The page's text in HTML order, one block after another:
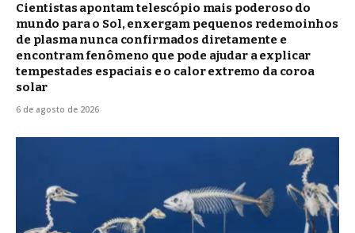
Cientistas apontam telescópio mais poderoso do
mundo para o Sol, enxergam pequenos redemoinhos
de plasma nunca confirmados diretamente e
encontram fenômeno que pode ajudar a explicar
tempestades espaciais e o calor extremo da coroa
solar
6 de agosto de 2026